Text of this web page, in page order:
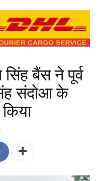
बैंस ने पूर्व
संदोआ के